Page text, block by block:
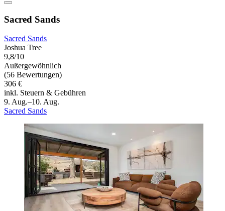
Sacred Sands
Sacred Sands
Joshua Tree
9,8/10
Außergewöhnlich
(56 Bewertungen)
306 €
inkl. Steuern & Gebühren
9. Aug.–10. Aug.
Sacred Sands